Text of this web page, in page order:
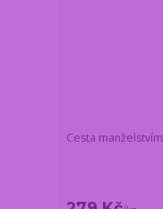
Cesta manželstvím